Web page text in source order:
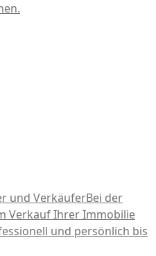
und VerkäuferBei der
Verkauf Ihrer Immobilie
und persönlich bis